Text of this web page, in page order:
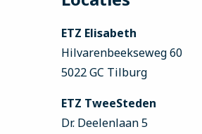
footerETZ Elisabeth
Hilvarenbeekseweg 60
5022 GC Tilburg
ETZ TweeSteden
Dr. Deelenlaan 5